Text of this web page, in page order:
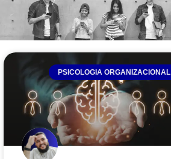
PSICOLOGIA ORGANIZACIONAL